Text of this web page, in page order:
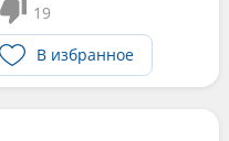
19
В избранное